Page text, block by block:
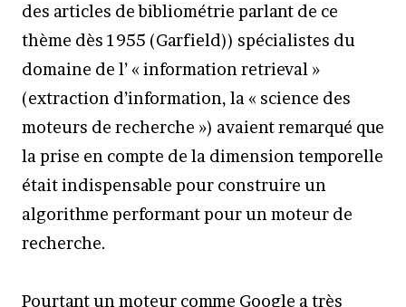
des articles de bibliométrie parlant de ce
thème dès 1955 (Garfield)) spécialistes du
domaine de l’ « information retrieval »
(extraction d’information, la « science des
moteurs de recherche ») avaient remarqué que
la prise en compte de la dimension temporelle
était indispensable pour construire un
algorithme performant pour un moteur de
recherche.
Pourtant un moteur comme Google a très